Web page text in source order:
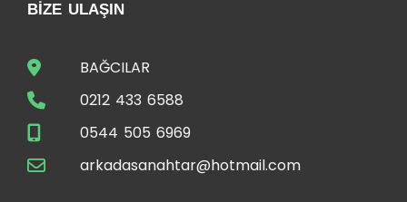
BIZE ULAŞIN
BAĞCILAR
0212 433 6588
0544 505 6969
arkadasanahtar@hotmail.com